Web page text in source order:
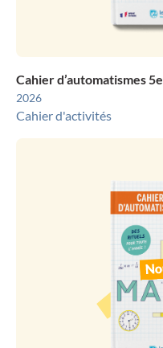
Cahier d’automatismes 5e
2026
Cahier d'activités